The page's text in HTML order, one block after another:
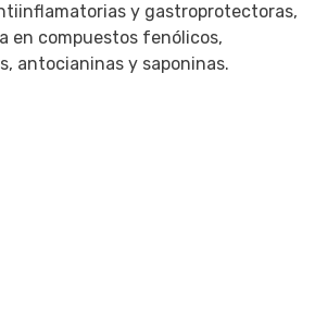
y gastroprotectoras,
en compuestos fenólicos,
antocianinas y saponinas.